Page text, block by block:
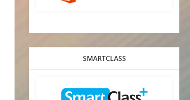
SMARTCLASS